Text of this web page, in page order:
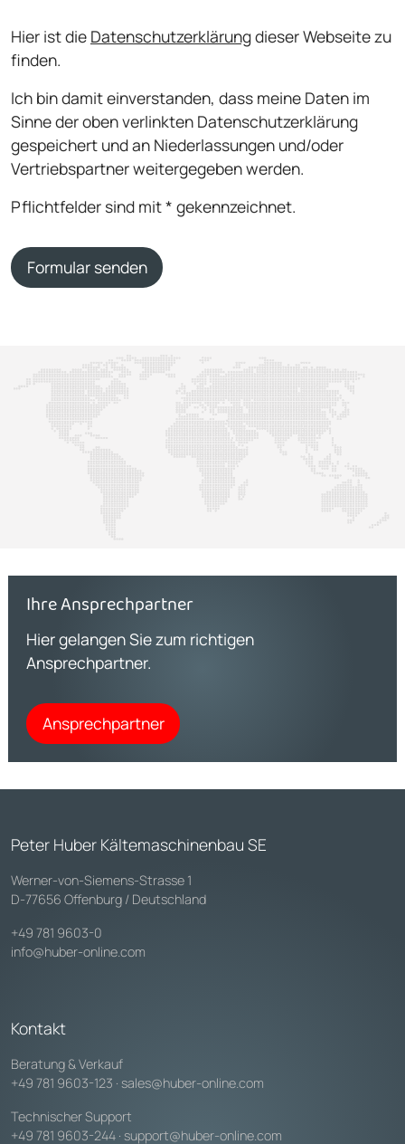
Hier ist die Datenschutzerklärungdieser Webseite zu
finden.
Ich bin damit einverstanden, dass meine Daten im
Sinne der oben verlinkten Datenschutzerklärung
gespeichert und an Niederlassungen und/oder
Vertriebspartner weitergegeben werden.
Pflichtfelder sind mit * gekennzeichnet.
Formular senden
Ihre Ansprechpartner
Hier gelangen Sie zum richtigen
Ansprechpartner.
Ansprechpartner
Peter Huber Kältemaschinenbau SE
Werner-von-Siemens-Strasse 1
D-77656 Offenburg / Deutschland
+49 781 9603-0
info@huber-online.com
Kontakt
Beratung & Verkauf
+49 781 9603-123 · sales@huber-online.com
Technischer Support
+49 781 9603-244 · support@huber-online.com